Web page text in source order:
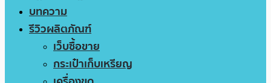
บทความ
รีวิวผลิตภัณฑ์
เว็บซื้อขาย
กระเป๋าเก็บเหรียญ